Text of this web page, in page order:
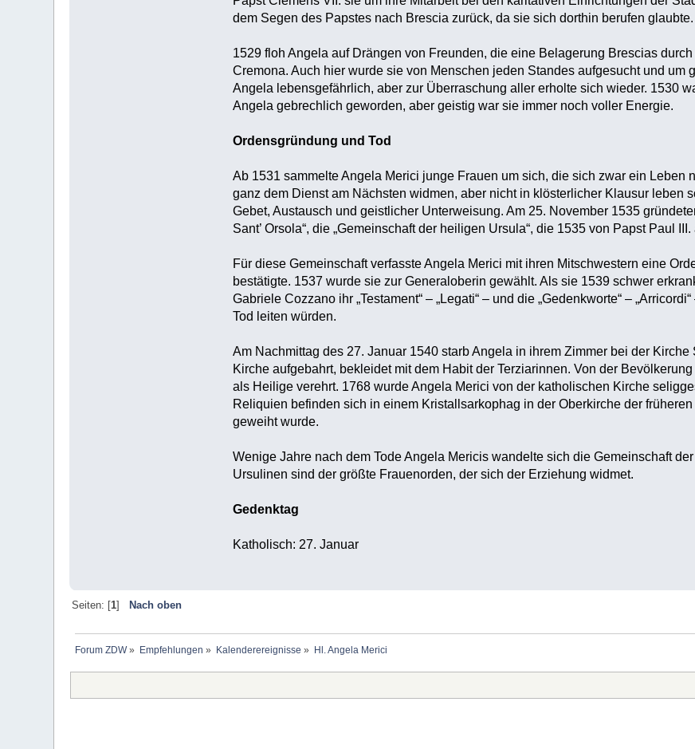
dem Segen des Papstes nach Brescia zurück, da sie sich dorthin berufen glaubte.
1529 floh Angela auf Drängen von Freunden, die eine Belagerung Brescias
Cremona. Auch hier wurde sie von Menschen jeden Standes aufgesucht und um
Angela lebensgefährlich, aber zur Überraschung aller erholte sich wieder. 1530
Angela gebrechlich geworden, aber geistig war sie immer noch voller Energie.
Ordensgründung und Tod
Ab 1531 sammelte Angela Merici junge Frauen um sich, die sich zwar ein Leben
ganz dem Dienst am Nächsten widmen, aber nicht in klösterlicher Klausur leben
Gebet, Austausch und geistlicher Unterweisung. Am 25. November 1535
Sant’ Orsola“, die „Gemeinschaft der heiligen Ursula“, die 1535 von Papst Paul
Für diese Gemeinschaft verfasste Angela Merici mit ihren Mitschwestern eine
bestätigte. 1537 wurde sie zur Generaloberin gewählt. Als sie 1539 schwer
Gabriele Cozzano ihr „Testament“ – „Legati“ – und die „Gedenkworte“ –
Tod leiten würden.
Am Nachmittag des 27. Januar 1540 starb Angela in ihrem Zimmer bei der Kirche
Kirche aufgebahrt, bekleidet mit dem Habit der Terziarinnen. Von der
als Heilige verehrt. 1768 wurde Angela Merici von der katholischen Kirche
Reliquien befinden sich in einem Kristallsarkophag in der Oberkirche der
geweiht wurde.
Wenige Jahre nach dem Tode Angela Mericis wandelte sich die Gemeinschaft
Ursulinen sind der größte Frauenorden, der sich der Erziehung widmet.
Gedenktag
Katholisch: 27. Januar
Seiten: [1]
Nach oben
Forum ZDW» Empfehlungen » Kalenderereignisse » Hl. Angela Merici